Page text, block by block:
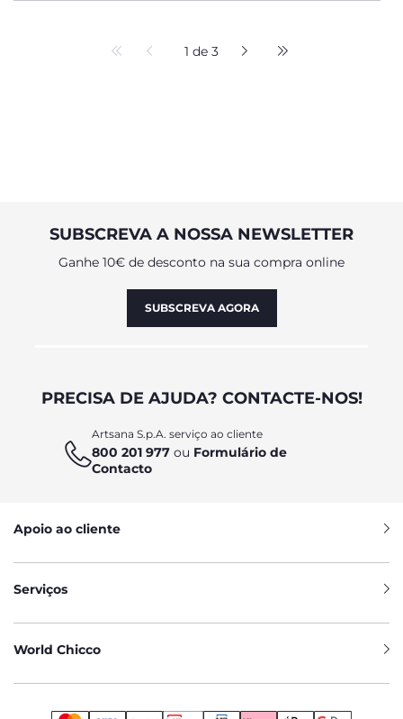
1 de 3
SUBSCREVA A NOSSA NEWSLETTER
Ganhe 10€ de desconto na sua compra online
SUBSCREVA AGORA
PRECISA DE AJUDA? CONTACTE-NOS!
Artsana S.p.A. serviço ao cliente
800 201 977 ou Formulário de
Contacto
Apoio ao cliente
Serviços
World Chicco